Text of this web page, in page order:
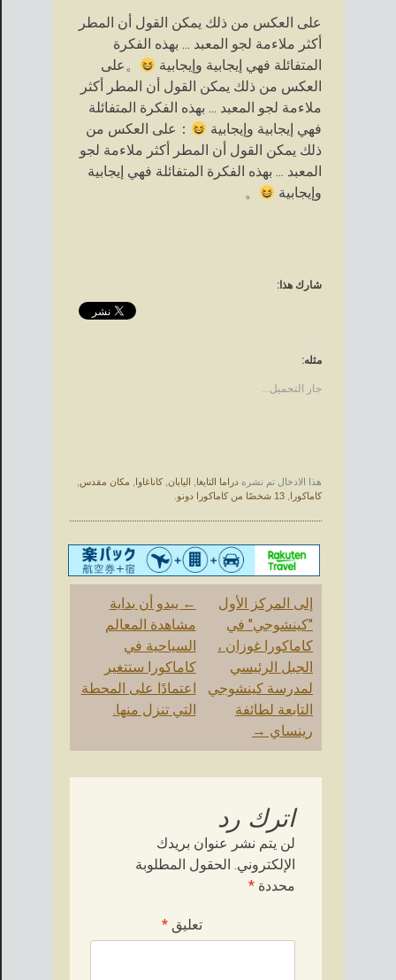
على العكس من ذلك يمكن القول أن المطر
أكثر ملاءمة لجو المعبد ... بهذه الفكرة
المتفائلة فهي إيجابية وإيجابية
。على
العكس من ذلك يمكن القول أن المطر أكثر
ملاءمة لجو المعبد ... بهذه الفكرة المتفائلة
فهي إيجابية وإيجابية
：على العكس من
ذلك يمكن القول أن المطر أكثر ملاءمة لجو
المعبد ... بهذه الفكرة المتفائلة فهي إيجابية
وإيجابية
。
شارك هذا:
مثله:
جار التحميل...
هذا الادخال تم نشره دراما التايغا اليابان ,كاناغاوا مكان مقدس
كاماكورا
13 شخصًا من كاماكورا دونو
آخر
الملاحة
← يبدو أن بداية
مشاهدة المعالم
السياحية في
كاماكورا ستتغير
اعتمادًا على المحطة
التي تنزل منها.
إلى المركز الأول
"كينشوجي" في
كاماكورا غوزان ،
الجبل الرئيسي
لمدرسة كينشوجي
التابعة لطائفة
رينساي →
اترك رد
لن يتم نشر عنوان بريدك
الإلكتروني. الحقول المطلوبة
محددة *
تعليق *